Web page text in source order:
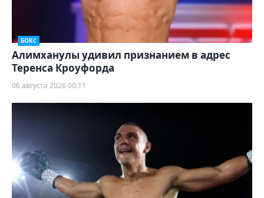
БОКС
Алимханулы удивил признанием в адрес
Теренса Кроуфорда
06 августа 2026 00:11